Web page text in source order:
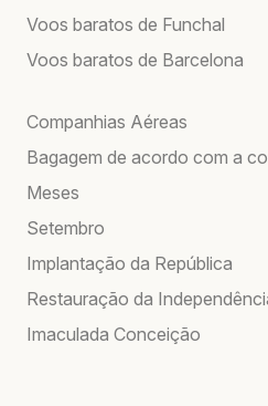
Voos baratos de Funchal
Voos baratos de Barcelona
Companhias Aéreas
Bagagem de acordo com a
Meses
Setembro
Implantação da República
Restauração da
Imaculada Conceição